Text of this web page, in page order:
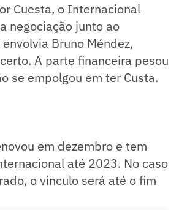
Cuesta, o Internacional
negociação junto ao
Bruno Méndez,
A parte financeira pesou
se empolgou em ter Custa.
em dezembro e tem
até 2023. No caso
o vinculo será até o fim